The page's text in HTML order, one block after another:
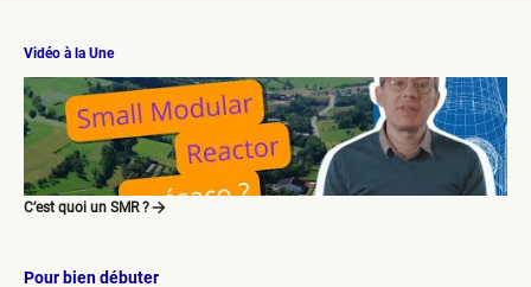
Vidéo à la Une
C’est quoi un SMR ?
Pour bien débuter